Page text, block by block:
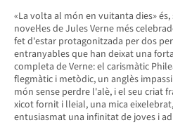
«La volta al món en vuitanta dies»
novel·les de Jules Verne més
fet d'estar protagonitzada per dos
entranyables que han deixat una
completa de Verne: el carismàtic
flegmàtic i metòdic, un anglès
món sense perdre l'alè, i el seu criat
xicot fornit i lleial, una mica
entusiasmat una infinitat de joves i